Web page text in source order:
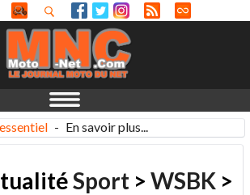
- En savoir plus...
Sport > WSBK >